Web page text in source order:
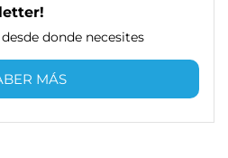
donde necesites
MÁS